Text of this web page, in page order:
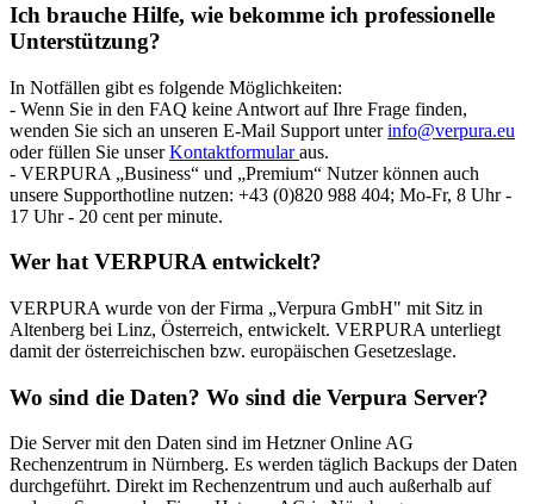
Ich brauche Hilfe, wie bekomme ich professionelle
Unterstützung?
In Notfällen gibt es folgende Möglichkeiten:
- Wenn Sie in den FAQ keine Antwort auf Ihre Frage finden,
wenden Sie sich an unseren E-Mail Support unterinfo@verpura.eu
oder füllen Sie unserKontaktformularaus.
- VERPURA „Business“ und „Premium“ Nutzer können auch
unsere Supporthotline nutzen: +43 (0)820 988 404; Mo-Fr, 8 Uhr -
17 Uhr - 20 cent per minute.
Wer hat VERPURA entwickelt?
VERPURA wurde von der Firma „Verpura GmbH" mit Sitz in
Altenberg bei Linz, Österreich, entwickelt. VERPURA unterliegt
damit der österreichischen bzw. europäischen Gesetzeslage.
Wo sind die Daten? Wo sind die Verpura Server?
Die Server mit den Daten sind im Hetzner Online AG
Rechenzentrum in Nürnberg. Es werden täglich Backups der Daten
durchgeführt. Direkt im Rechenzentrum und auch außerhalb auf